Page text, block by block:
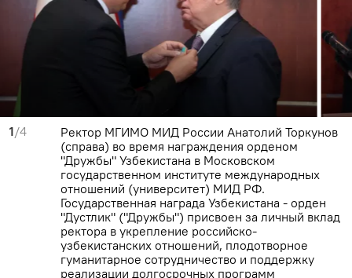
1/4
Ректор МГИМО МИД России Анатолий Торкунов
(справа) во время награждения орденом
"Дружбы" Узбекистана в Московском
государственном институте международных
отношений (университет) МИД РФ.
Государственная награда Узбекистана - орден
"Дустлик" ("Дружбы") присвоен за личный вклад
ректора в укрепление российско-
узбекистанских отношений, плодотворное
гуманитарное сотрудничество и поддержку
реализации долгосрочных программ